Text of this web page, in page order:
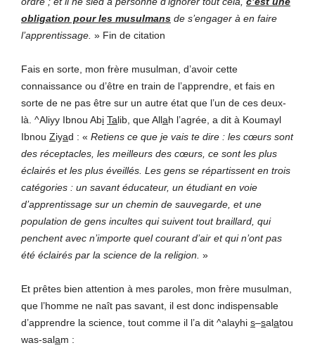
obligation pour les musulmans de s’engager à en faire
l’apprentissage. » Fin de citation
Fais en sorte, mon frère musulman, d’avoir cette
connaissance ou d’être en train de l’apprendre, et fais en
sorte de ne pas être sur un autre état que l’un de ces deux-
là. ^Aliyy Ibnou Abi Talib, que Allah l’agrée, a dit à Koumayl
Ibnou Ziyad : « Retiens ce que je vais te dire : les cœurs sont
des réceptacles, les meilleurs des cœurs, ce sont les plus
éclairés et les plus éveillés. Les gens se répartissent en trois
catégories : un savant éducateur, un étudiant en voie
d’apprentissage sur un chemin de sauvegarde, et une
population de gens incultes qui suivent tout braillard, qui
penchent avec n’importe quel courant d’air et qui n’ont pas
été éclairés par la science de la religion. »
Et prêtes bien attention à mes paroles, mon frère musulman,
que l’homme ne naît pas savant, il est donc indispensable
d’apprendre la science, tout comme il l’a dit ^alayhi s–salatou
was-salam :